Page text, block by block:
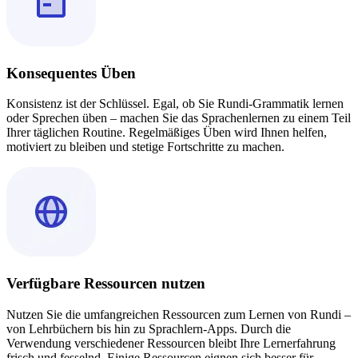
Konsequentes Üben
Konsistenz ist der Schlüssel. Egal, ob Sie Rundi-Grammatik lernen
oder Sprechen üben – machen Sie das Sprachenlernen zu einem Teil
Ihrer täglichen Routine. Regelmäßiges Üben wird Ihnen helfen,
motiviert zu bleiben und stetige Fortschritte zu machen.
Verfügbare Ressourcen nutzen
Nutzen Sie die umfangreichen Ressourcen zum Lernen von Rundi –
von Lehrbüchern bis hin zu Sprachlern-Apps. Durch die
Verwendung verschiedener Ressourcen bleibt Ihre Lernerfahrung